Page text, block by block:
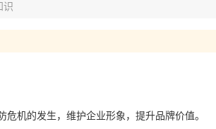
识
机的发生，维护企业形象，提升品牌价值。